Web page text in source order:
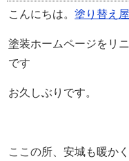
こんにちは。塗り替え
塗装ホームページをリ
です
お久しぶりです。
ここの所、安城も暖か